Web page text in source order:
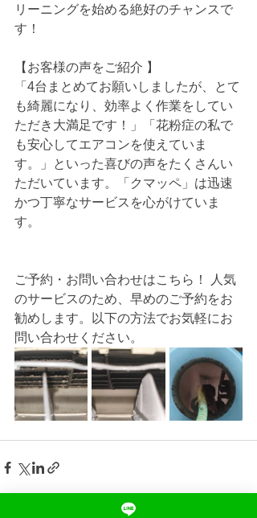
リーニングを始める絶好のチャンスで
す！
【お客様の声をご紹介 】
「4台まとめてお願いしましたが、とて
も綺麗になり、効率よく作業をしてい
ただき大満足です！」「花粉症の私で
も安心してエアコンを使えていま
す。」といった喜びの声をたくさんい
ただいています。「クマッペ」は迅速
かつ丁寧なサービスを心がけていま
す。
ご予約・お問い合わせはこちら！ 人気
のサービスのため、早めのご予約をお
勧めします。以下の方法でお気軽にお
問い合わせください。